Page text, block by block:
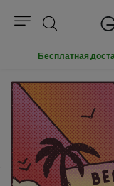
Поиск
Бесплатная